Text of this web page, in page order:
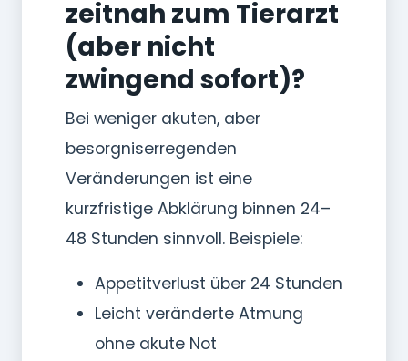
zeitnah zum Tierarzt
(aber nicht
zwingend sofort)?
Bei weniger akuten, aber
besorgniserregenden
Veränderungen ist eine
kurzfristige Abklärung binnen 24–
48 Stunden sinnvoll. Beispiele:
Appetitverlust über 24 Stunden
Leicht veränderte Atmung
ohne akute Not